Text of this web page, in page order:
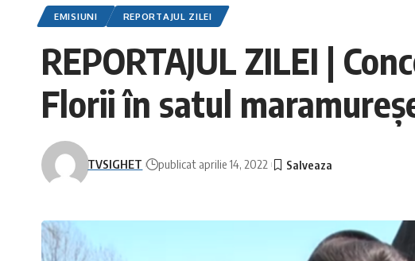
EMISIUNI REPORTAJUL ZILEI
REPORTAJUL ZILEI |
Florii în satul
TVSIGHET publicat aprilie 14, 2022